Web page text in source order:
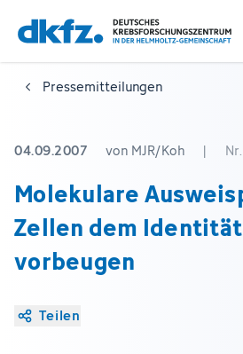
Zum
Hauptinhalt
springen
Zur
Fußzeile
springen
Pressemitteilungen
04.09.2007 von MJR/Koh |
Molekulare
Zellen dem
vorbeugen
Teilen